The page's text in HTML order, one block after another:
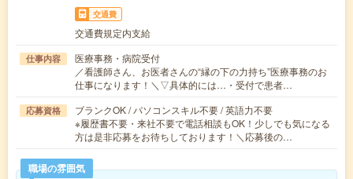
交通費
交通費規定内支給
仕事内容
医療事務・病院受付
／看護師さん、お医者さんの“縁の下の力持ち”医療事務のお
仕事になります！＼▽具体的には…・受付で患者…
応募資格
ブランクOK / パソコンスキル不要 / 英語力不要
※履歴書不要・来社不要で電話相談もOK！少しでも気になる
方は是非応募をお待ちしております！＼応募後の…
職場の雰囲気